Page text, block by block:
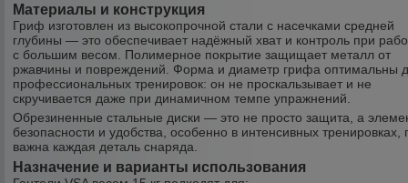
Материалы и конструкция
Гриф изготовлен из высокопрочной стали с насечками средней
глубины — это обеспечивает надёжный хват и контроль при
с большим весом. Полимерное покрытие защищает металл от
ржавчины и повреждений. Форма и диаметр грифа оптимальны
профессиональных тренировок: он не проскальзывает и не
скручивается даже при динамичном темпе упражнений.
Обрезиненные стальные диски — это не просто защита, а
безопасности и удобства, особенно в интенсивных тренировках,
важна каждая деталь снаряда.
Назначение и варианты использования